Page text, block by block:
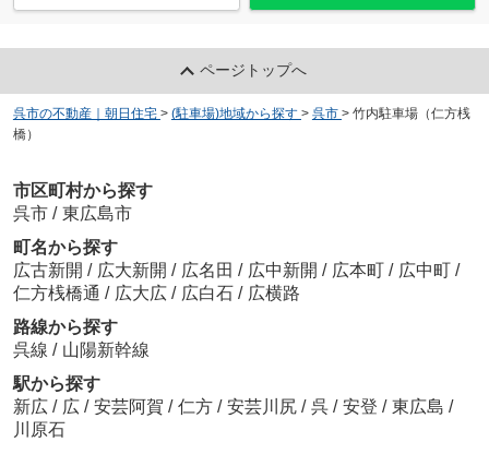
ページトップへ
呉市の不動産｜朝日住宅 > (駐車場)地域から探す > 呉市 > 竹内駐車場（仁方桟
橋）
市区町村から探す
呉市 / 東広島市
町名から探す
広古新開 / 広大新開 / 広名田 / 広中新開 / 広本町 / 広中町 /
仁方桟橋通 / 広大広 / 広白石 / 広横路
路線から探す
呉線 / 山陽新幹線
駅から探す
新広 / 広 / 安芸阿賀 / 仁方 / 安芸川尻 / 呉 / 安登 / 東広島 /
川原石